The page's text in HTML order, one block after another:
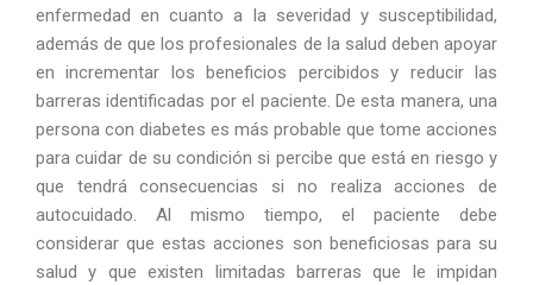
enfermedad en cuanto a la severidad y susceptibilidad,
además de que los profesionales de la salud deben apoyar
en incrementar los beneficios percibidos y reducir las
barreras identificadas por el paciente. De esta manera, una
persona con diabetes es más probable que tome acciones
para cuidar de su condición si percibe que está en riesgo y
que tendrá consecuencias si no realiza acciones de
autocuidado. Al mismo tiempo, el paciente debe
considerar que estas acciones son beneficiosas para su
salud y que existen limitadas barreras que le impidan